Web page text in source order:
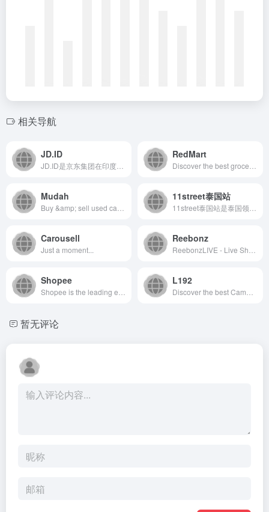
相关导航
JD.ID RedMart
Mudah 11street泰国站
Carousell
Just a moment...
Reebonz
Shopee L192
暂无评论